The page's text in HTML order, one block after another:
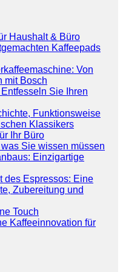
Haushalt & Büro
Kaffeepads
Von
mit Bosch
Sie Ihren
Funktionsweise
Klassikers
Ihr Büro
Sie wissen müssen
Einzigartige
des Espressos: Eine
Zubereitung und
Touch
Kaffeeinnovation für